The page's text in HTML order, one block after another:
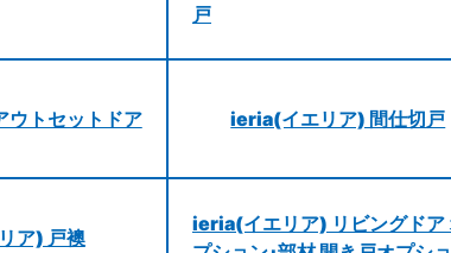
戸
トセットドア ieria(イエリア) 間仕切戸
ア) 戸襖
ieria(イエリア) リビングドア